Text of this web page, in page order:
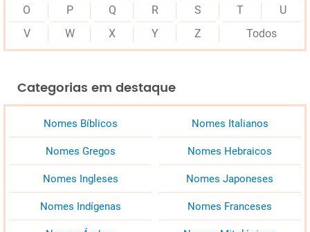
O
P Q R S T
U
V
W X Y Z Todos
Categorias em destaque
Nomes Bíblicos Nomes Italianos
Nomes Gregos Nomes Hebraicos
Nomes Ingleses Nomes Japoneses
Nomes Indígenas Nomes Franceses